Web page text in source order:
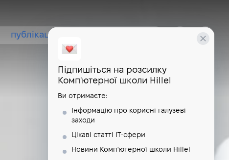
публікації
Підпишіться на розсилку
Комп'ютерної школи Hillel
Ви отримаєте:
Інформацію про корисні галузеві
заходи
Цікаві статті IT-сфери
Новини Комп'ютерної школи Hillel